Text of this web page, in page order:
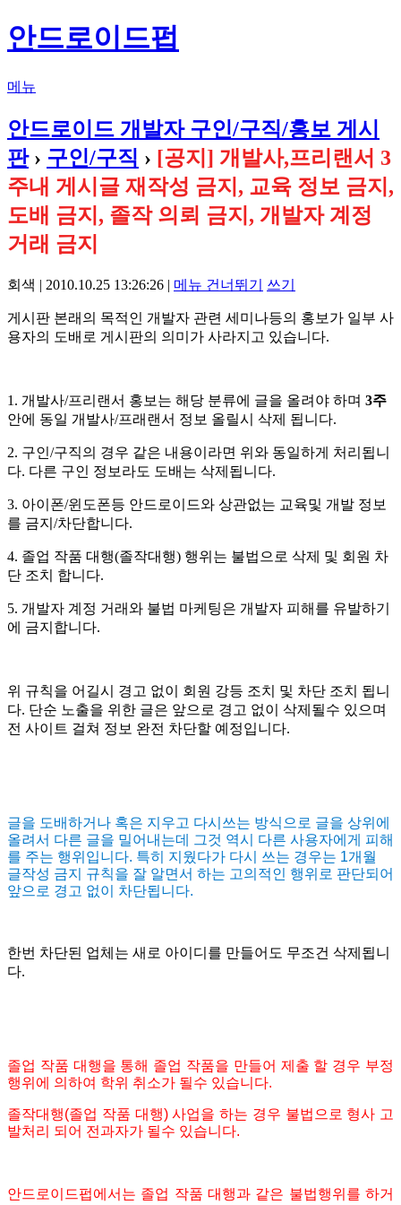
안드로이드펍
메뉴
안드로이드 개발자 구인/구직/홍보 게시
판› 구인/구직 › [공지] 개발사,프리랜서 3
주내 게시글 재작성 금지, 교육 정보 금지,
도배 금지, 졸작 의뢰 금지, 개발자 계정
거래 금지
회색 | 2010.10.25 13:26:26 | 메뉴 건너뛰기 쓰기
게시판 본래의 목적인 개발자 관련 세미나등의 홍보가 일부 사
용자의 도배로 게시판의 의미가 사라지고 있습니다.
1. 개발사/프리랜서 홍보는 해당 분류에 글을 올려야 하며 3주
안에 동일 개발사/프래랜서 정보 올릴시 삭제 됩니다.
2. 구인/구직의 경우 같은 내용이라면 위와 동일하게 처리됩니
다. 다른 구인 정보라도 도배는 삭제됩니다.
3. 아이폰/윈도폰등 안드로이드와 상관없는 교육및 개발 정보
를 금지/차단합니다.
4. 졸업 작품 대행(졸작대행) 행위는 불법으로 삭제 및 회원 차
단 조치 합니다.
5. 개발자 계정 거래와 불법 마케팅은 개발자 피해를 유발하기
에 금지합니다.
위 규칙을 어길시 경고 없이 회원 강등 조치 및 차단 조치 됩니
다. 단순 노출을 위한 글은 앞으로 경고 없이 삭제될수 있으며
전 사이트 걸쳐 정보 완전 차단할 예정입니다.
글을 도배하거나 혹은 지우고 다시쓰는 방식으로 글을 상위에
올려서 다른 글을 밀어내는데 그것 역시 다른 사용자에게 피해
를 주는 행위입니다. 특히 지웠다가 다시 쓰는 경우는 1개월
글작성 금지 규칙을 잘 알면서 하는 고의적인 행위로 판단되어
앞으로 경고 없이 차단됩니다.
한번 차단된 업체는 새로 아이디를 만들어도 무조건 삭제됩니
다.
졸업 작품 대행을 통해 졸업 작품을 만들어 제출 할 경우 부정
행위에 의하여 학위 취소가 될수 있습니다.
졸작대행(졸업 작품 대행) 사업을 하는 경우 불법으로 형사 고
발처리 되어 전과자가 될수 있습니다.
안드로이드펍에서는 졸업 작품 대행과 같은 불법행위를 하거